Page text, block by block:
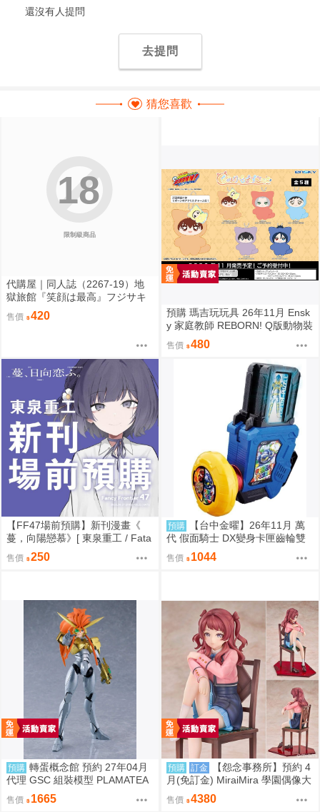
還沒有人提問
去提問
猜您喜歡
限制級商品
18
代購屋｜同人誌（2267-19）地
獄旅館『笑顔は最高』フジサキ
售價 420
預購 瑪吉玩玩具 26年11月 Ensk
y 家庭教師 REBORN! Q版動物裝
珠鍊布偶吊飾 娃娃 5款分售 0814
售價 480
【FF47場前預購】新刊漫畫《
蔓，向陽戀慕》[ 東泉重工 / Fata
aa / 美鈴x手毬 / 秦谷美鈴 / 月村
手毬 / 學園偶像大師 / 全年齡 / 百
售價 250
預購
【台中金曜】26年11月 萬
代 假面騎士 DX變身卡匣齒輪雙
重版 0814
售價 1044
預購 轉蛋概念館 預約 27年04月
代理 GSC 組裝模型 PLAMATEA
勇者王 獅子王凱 約16公分 免訂
金
售價 1665
預購 訂金
【怨念事務所】預約 4
月(免訂金) MiraiMira 學園偶像大
師 花海咲季 雨後鳶尾花 特訓前V
er 1/7 0927
售價 4380